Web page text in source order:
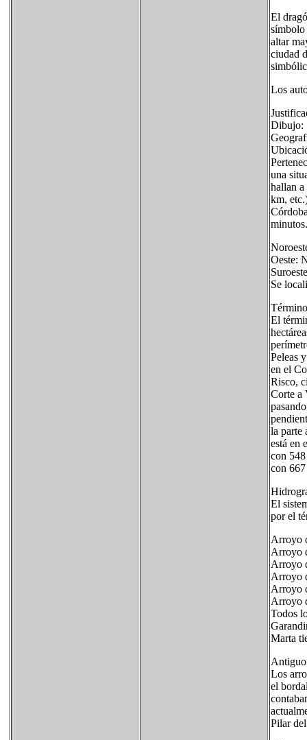
El
símbolo
altar
ciudad
Los
Dibujo:
una
hallan
km,
minutos.
Oeste:
Se
El
Peleas
en el
Risco,
Corte a
la parte
está en
con
con
El
por el
Arroyo
Arroyo
Arroyo
Arroyo
Arroyo
Arroyo
Todos
Marta
Los
el
Pilar